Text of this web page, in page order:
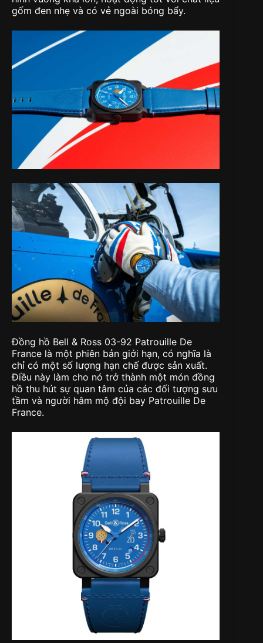
gốm đen nhẹ và có vẻ ngoài bóng bẩy.
Đồng hồ Bell & Ross 03-92 Patrouille De
France là một phiên bản giới hạn, có nghĩa là
chỉ có một số lượng hạn chế được sản xuất.
Điều này làm cho nó trở thành một món đồng
hồ thu hút sự quan tâm của các đối tượng sưu
tầm và người hâm mộ đội bay Patrouille De
France.